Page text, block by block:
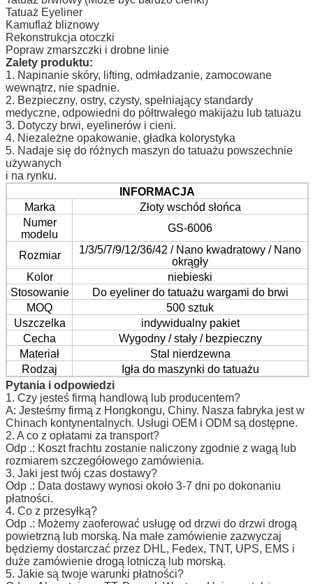
Tatuaż Eyeliner
Kamuflaż bliznowy
Rekonstrukcja otoczki
Popraw zmarszczki i drobne linie
Zalety produktu:
1. Napinanie skóry, lifting, odmładzanie, zamocowane
wewnątrz, nie spadnie.
2. Bezpieczny, ostry, czysty, spełniający standardy
medyczne, odpowiedni do półtrwałego makijażu lub tatuażu
3. Dotyczy brwi, eyelinerów i cieni.
4. Niezależne opakowanie, gładka kolorystyka
5. Nadaje się do różnych maszyn do tatuażu powszechnie
używanych
i na rynku.
INFORMACJA
Marka
Złoty wschód słońca
Numer
modelu
GS-6006
Rozmiar
1/3/5/7/9/12/36/42 / Nano kwadratowy / Nano
okrągły
Kolor
niebieski
Stosowanie
Do eyeliner do tatuażu wargami do brwi
MOQ
500 sztuk
Uszczelka
indywidualny pakiet
Cecha
Wygodny / stały / bezpieczny
Materiał
Stal nierdzewna
Rodzaj
Igła do maszynki do tatuażu
Pytania i odpowiedzi
1. Czy jesteś firmą handlową lub producentem?
A: Jesteśmy firmą z Hongkongu, Chiny. Nasza fabryka jest w
Chinach kontynentalnych. Usługi OEM i ODM są dostępne.
2. A co z opłatami za transport?
Odp .: Koszt frachtu zostanie naliczony zgodnie z wagą lub
rozmiarem szczegółowego zamówienia.
3. Jaki jest twój czas dostawy?
Odp .: Data dostawy wynosi około 3-7 dni po dokonaniu
płatności.
4. Co z przesyłką?
Odp .: Możemy zaoferować usługę od drzwi do drzwi drogą
powietrzną lub morską. Na małe zamówienie zazwyczaj
będziemy dostarczać przez DHL, Fedex, TNT, UPS, EMS i
duże zamówienie drogą lotniczą lub morską.
5. Jakie są twoje warunki płatności?